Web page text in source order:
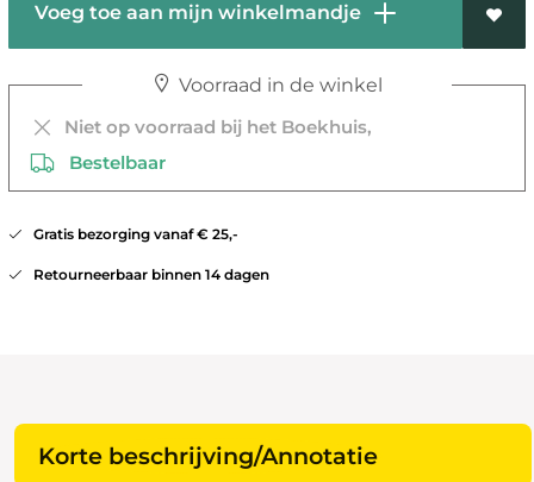
Voeg toe aan mijn winkelmandje
Voorraad in de winkel
Niet op voorraad bij het Boekhuis,
Bestelbaar
Gratis bezorging vanaf € 25,-
Retourneerbaar binnen 14 dagen
Korte beschrijving/Annotatie